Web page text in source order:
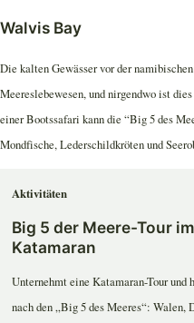
Walvis Bay
Die kalten Gewässer vor der
Meereslebewesen, und nirgendwo ist
einer Bootssafari kann die “Big 5 des
Mondfische, Lederschildkröten und
Aktivitäten
Big 5 der Meere-Tour
Katamaran
Unternehmt eine Katamaran-Tour und
nach den „Big 5 des Meeres“: Walen,